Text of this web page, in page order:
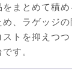
まとめて積
、ラゲッジ
トを抑えつつ
す。